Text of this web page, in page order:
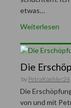
etwas…
Weiterlesen
Die
by PetraKoehler24
Die
von und mit